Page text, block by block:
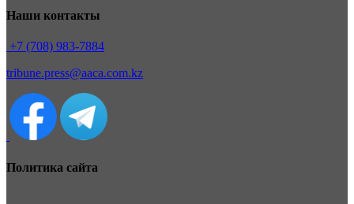
Наши контакты
+7 (708) 983-7884
tribune.press@aaca.com.kz
Политика сайта